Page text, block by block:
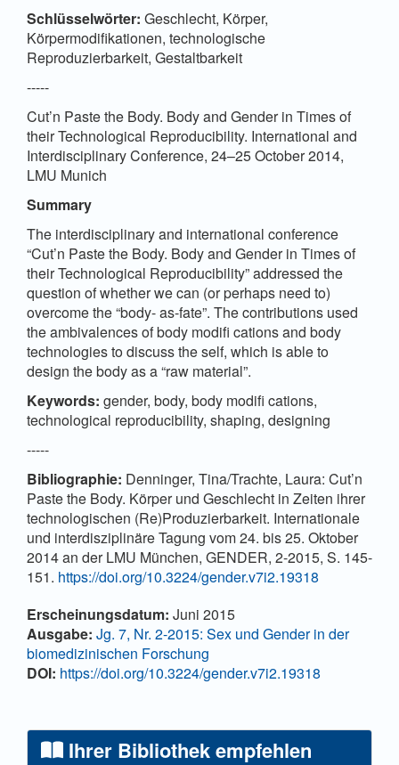
Schlüsselwörter: Geschlecht, Körper,
Körpermodifikationen, technologische
Reproduzierbarkeit, Gestaltbarkeit
-----
Cut’n Paste the Body. Body and Gender in Times of
their Technological Reproducibility. International and
Interdisciplinary Conference, 24–25 October 2014,
LMU Munich
Summary
The interdisciplinary and international conference
“Cut’n Paste the Body. Body and Gender in Times of
their Technological Reproducibility” addressed the
question of whether we can (or perhaps need to)
overcome the “body- as-fate”. The contributions used
the ambivalences of body modifi cations and body
technologies to discuss the self, which is able to
design the body as a “raw material”.
Keywords: gender, body, body modifi cations,
technological reproducibility, shaping, designing
-----
Bibliographie: Denninger, Tina/Trachte, Laura: Cut’n
Paste the Body. Körper und Geschlecht in Zeiten ihrer
technologischen (Re)Produzierbarkeit. Internationale
und interdisziplinäre Tagung vom 24. bis 25. Oktober
2014 an der LMU München, GENDER, 2-2015, S. 145-
151. https://doi.org/10.3224/gender.v7i2.19318
Artikel-Details
Erscheinungsdatum: Juni 2015
Ausgabe: Jg. 7, Nr. 2-2015: Sex und Gender in der
biomedizinischen Forschung
DOI: https://doi.org/10.3224/gender.v7i2.19318
Ihrer Bibliothek empfehlen